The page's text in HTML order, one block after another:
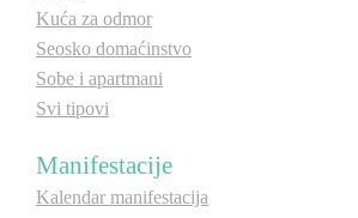
Kuća za odmor
Seosko domaćinstvo
Sobe i apartmani
Svi tipovi
Manifestacije
Kalendar manifestacija